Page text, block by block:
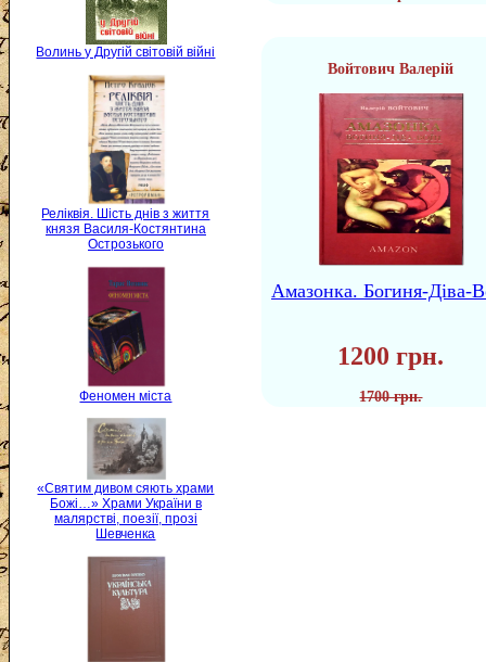
Волинь у Другій світовій війні
Реліквія. Шість днів з життя
князя Василя-Костянтина
Острозького
Феномен міста
«Святим дивом сяють храми
Божі…» Храми України в
малярстві, поезії, прозі
Шевченка
Войтович Валерій
Амазонка. Богиня-Діва-
1200 грн.
1700 грн.